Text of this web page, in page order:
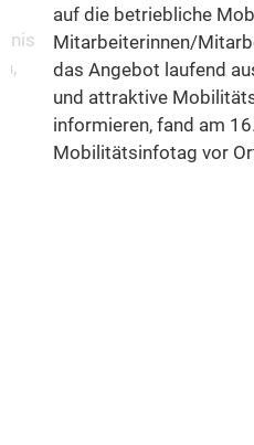
auf die betriebliche
Mitarbeiterinnen/
das Angebot laufend
und attraktive
informieren, fand am
Mobilitätsinfotag vor